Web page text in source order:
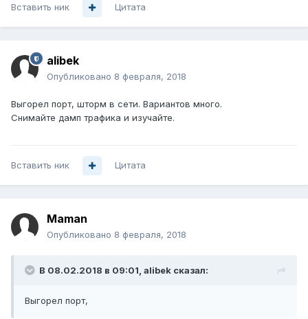
Вставить ник Цитата
alibek
Опубликовано 8 февраля, 2018
Выгорел порт, шторм в сети. Вариантов много.
Снимайте дамп трафика и изучайте.
Вставить ник Цитата
Maman
Опубликовано 8 февраля, 2018
В 08.02.2018 в 09:01, alibek сказал:
Выгорел порт,